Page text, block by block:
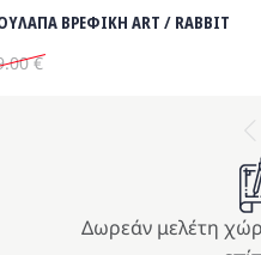
BΡΕΦΙΚΗ ART / RABBIT
€
Δωρεάν μελέτη